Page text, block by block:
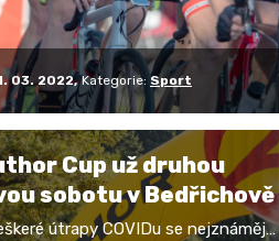
03. 2022 Kategorie: Sport
Cup už druhou
sobotu v Bedřichově
útrapy COVIDu se nejznámější